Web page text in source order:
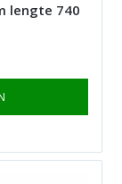
lengte 740